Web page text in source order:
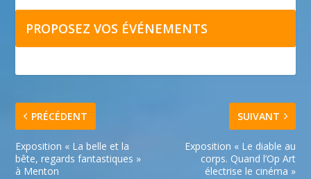
PROPOSEZ VOS ÉVÉNEMENTS
PRÉCÉDENT
Exposition « La belle et la
bête, regards fantastiques »
à Menton
SUIVANT
Exposition « Le diable au
corps. Quand l’Op Art
électrise le cinéma »